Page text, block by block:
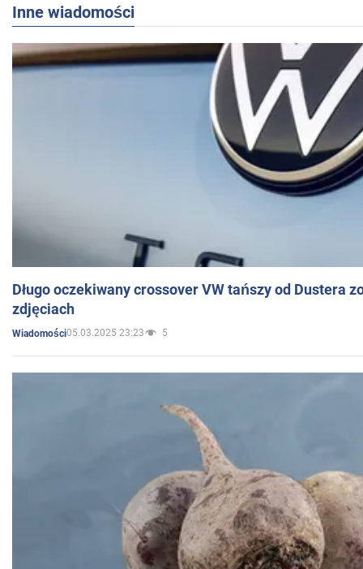
Inne wiadomości
Długo oczekiwany crossover VW tańszy od Dustera
zdjęciach
Wiadomości05.03.2025 23:23 5